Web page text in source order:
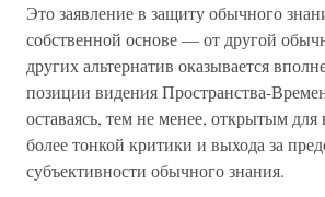
Это заявление в защиту обычного
собственной основе — от другой
других альтернатив оказывается
позиции видения Пространства-
оставаясь, тем не менее, открытым
более тонкой критики и выхода за
субъективности обычного знания.